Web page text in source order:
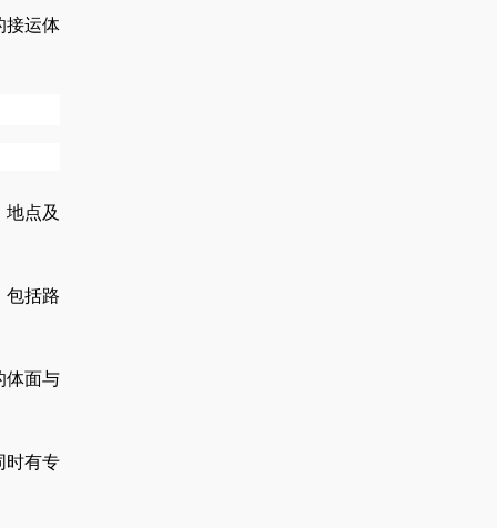
接运体
点及
包括路
体面与
时有专